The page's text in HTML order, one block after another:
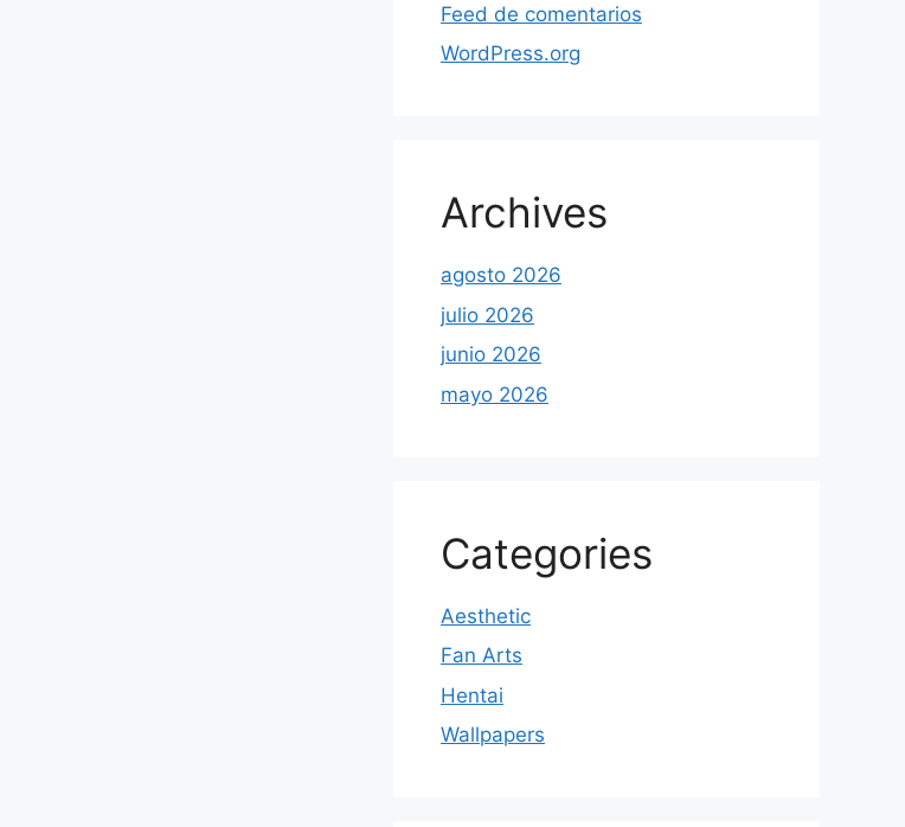
Feed de comentarios
WordPress.org
Archives
agosto 2026
julio 2026
junio 2026
mayo 2026
Categories
Aesthetic
Fan Arts
Hentai
Wallpapers